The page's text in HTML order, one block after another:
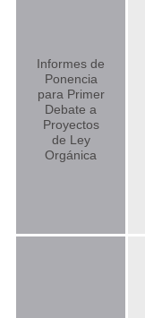
Informes de
Ponencia
para Primer
Debate a
Proyectos
de Ley
Orgánica